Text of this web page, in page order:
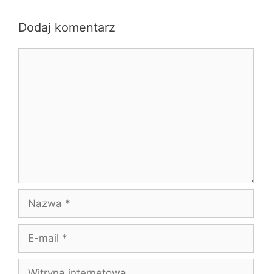
Dodaj komentarz
mail